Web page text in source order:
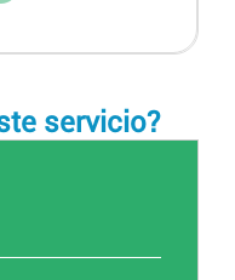
servicio?